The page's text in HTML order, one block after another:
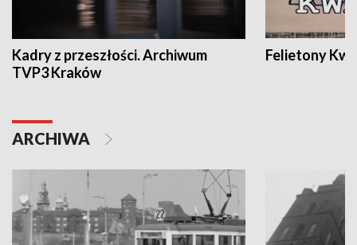
Kadry z przeszłości. Archiwum
TVP3 Kraków
Felietony
ARCHIWA